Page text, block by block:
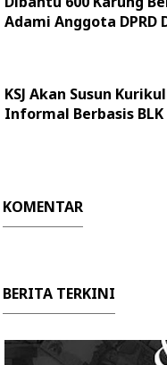
Adami Anggota DPRD
KSJ Akan Susun
Informal Berbasis BLK
KOMENTAR
BERITA TERKINI